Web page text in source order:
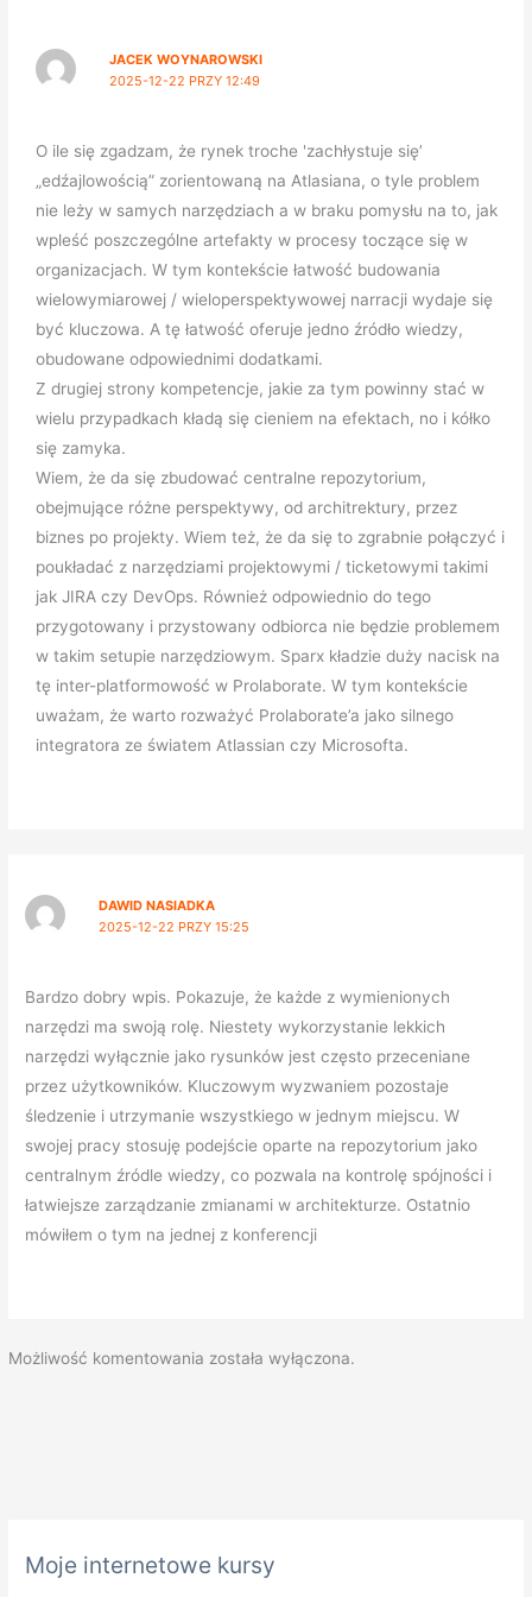
JACEK WOYNAROWSKI
2025-12-22 PRZY 12:49
O ile się zgadzam, że rynek troche 'zachłystuje się’
„edźajlowością” zorientowaną na Atlasiana, o tyle problem
nie leży w samych narzędziach a w braku pomysłu na to, jak
wpleść poszczególne artefakty w procesy toczące się w
organizacjach. W tym kontekście łatwość budowania
wielowymiarowej / wieloperspektywowej narracji wydaje się
być kluczowa. A tę łatwość oferuje jedno źródło wiedzy,
obudowane odpowiednimi dodatkami.
Z drugiej strony kompetencje, jakie za tym powinny stać w
wielu przypadkach kładą się cieniem na efektach, no i kółko
się zamyka.
Wiem, że da się zbudować centralne repozytorium,
obejmujące różne perspektywy, od architrektury, przez
biznes po projekty. Wiem też, że da się to zgrabnie połączyć i
poukładać z narzędziami projektowymi / ticketowymi takimi
jak JIRA czy DevOps. Również odpowiednio do tego
przygotowany i przystowany odbiorca nie będzie problemem
w takim setupie narzędziowym. Sparx kładzie duży nacisk na
tę inter-platformowość w Prolaborate. W tym kontekście
uważam, że warto rozważyć Prolaborate’a jako silnego
integratora ze światem Atlassian czy Microsofta.
DAWID NASIADKA
2025-12-22 PRZY 15:25
Bardzo dobry wpis. Pokazuje, że każde z wymienionych
narzędzi ma swoją rolę. Niestety wykorzystanie lekkich
narzędzi wyłącznie jako rysunków jest często przeceniane
przez użytkowników. Kluczowym wyzwaniem pozostaje
śledzenie i utrzymanie wszystkiego w jednym miejscu. W
swojej pracy stosuję podejście oparte na repozytorium jako
centralnym źródle wiedzy, co pozwala na kontrolę spójności i
łatwiejsze zarządzanie zmianami w architekturze. Ostatnio
mówiłem o tym na jednej z konferencji
Możliwość komentowania została wyłączona.
Moje internetowe kursy
a